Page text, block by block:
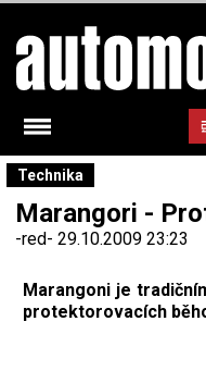
Technika
Marangori -
-red- 29.10.2009 23:23
Marangoni je
protektorovacích